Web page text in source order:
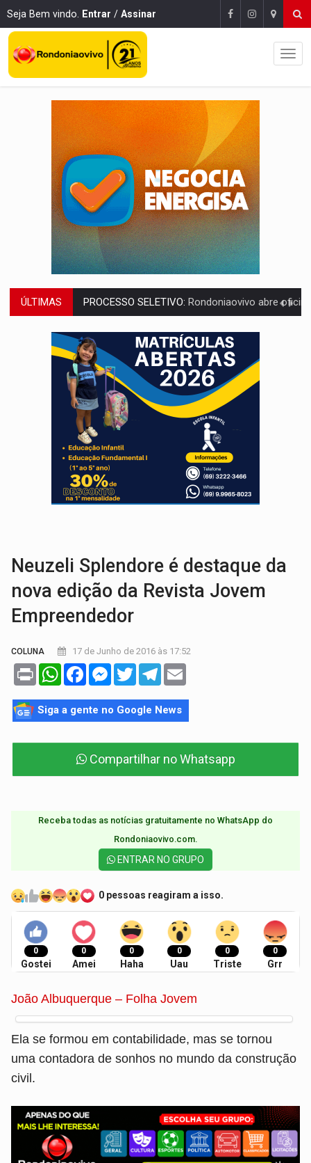
Seja Bem vindo. Entrar / Assinar
ÚLTIMAS AGOSTO LILÁS:MPRO lança de portal e promove reflexão sobre trajetória da
REGULARIZAÇÃO:Refis 2026 segue até o fim do ano para
ROLIM DE MOURA: Programa da Energisa beneficia 60 famílias com geladeiras
VIOLÊNCIA VICÁRIA:MPRO obtém condenação de réu a 21 anos de prisão
INDISPONÍVEL: Transparência do Cinderondônia apresenta
AMPLIAÇÃO: IGs de Rondônia entram em programa internacional para
VÍDEO: Acidente envolve cinco veículos em obra de
EDUCAÇÃO: Corumbiara lidera Ideb 2025 entre redes
Neuzeli Splendore é destaque da
nova edição da Revista Jovem
Empreendedor
COLUNA 17 de Junho de 2016 às 17:52
Print WhatsAppFacebookMessenger
TwitterTelegram
Siga a gente no Google News
Compartilhar no Whatsapp
Receba todas as notícias gratuitamente no WhatsApp do
Rondoniaovivo.com.​
ENTRAR NO GRUPO
0 pessoas reagiram a isso.
0
Gostei
0
Amei
0
Haha
0
Uau
0
Triste
0
Grr
João Albuquerque – Folha Jovem
Ela se formou em contabilidade, mas se tornou
uma contadora de sonhos no mundo da construção
civil.